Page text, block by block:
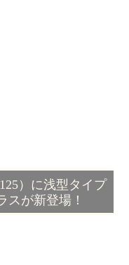
）に浅型タイプ
スが新登場！